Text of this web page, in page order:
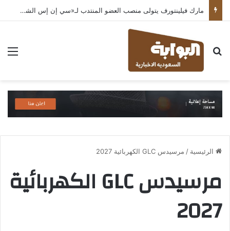
مارك فيلينتورف يتولى منصب العضو المنتدب لـ«سي إن إس الشرق الأوسط» ويشرف على شركات قطاع التكنولوجيا ضمن مجموعة غباش
بحث عن
الرئيسية / مرسيدس GLC الكهربائية 2027
مرسيدس GLC الكهربائية
2027